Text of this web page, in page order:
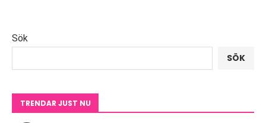
Sök
SÖK
TRENDAR JUST NU